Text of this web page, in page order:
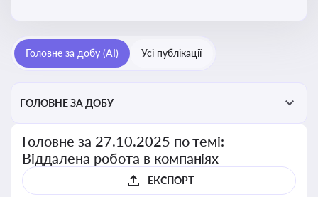
Головне за добу (AI) Усі публікації
ГОЛОВНЕ ЗА ДОБУ
Головне за 27.10.2025 по темі:
Віддалена робота в компаніях
ЕКСПОРТ